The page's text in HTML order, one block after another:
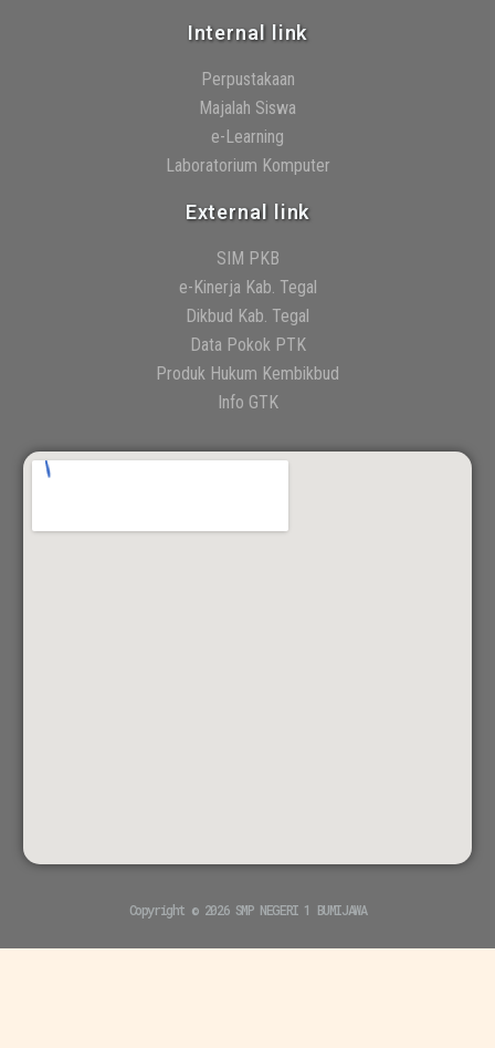
Internal link
Perpustakaan
Majalah Siswa
e-Learning
Laboratorium Komputer
External link
SIM PKB
e-Kinerja Kab. Tegal
Dikbud Kab. Tegal
Data Pokok PTK
Produk Hukum Kembikbud
Info GTK
Copyright © 2026 SMP NEGERI 1 BUMIJAWA